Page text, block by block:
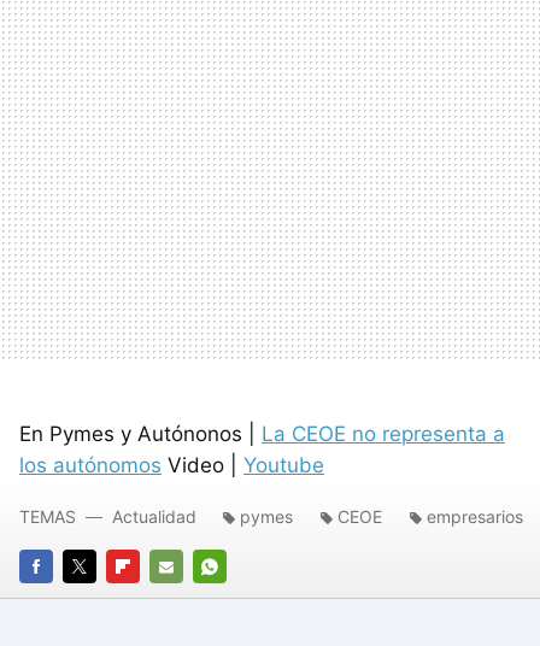
En Pymes y Autónonos | La CEOE no representa a
los autónomos Video | Youtube
FACEBOOK
TWITTERFLIPBOARD
E-
WHATSAPP
TEMAS Actualidad pymes CEOE empresarios